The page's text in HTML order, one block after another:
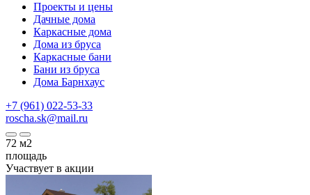
Проекты и цены
Дачные дома
Каркасные дома
Дома из бруса
Каркасные бани
Бани из бруса
Дома Барнхаус
+7 (961) 022-53-33
roscha.sk@mail.ru
72 м2
площадь
Участвует в акции